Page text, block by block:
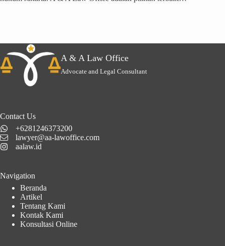
A & A Law Office
Advocate and Legal Consultant
Contact Us
+6281246373200
lawyer@aa-lawoffice.com
aalaw.id
Navigation
Beranda
Artikel
Tentang Kami
Kontak Kami
Konsultasi Online